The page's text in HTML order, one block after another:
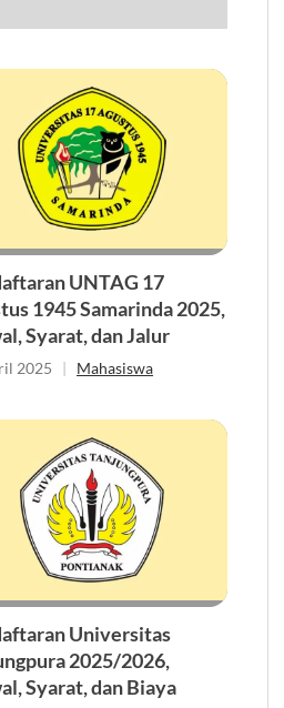
UNTAG 17
1945 Samarinda 2025,
Syarat, dan Jalur
2025 | Mahasiswa
Universitas
2025/2026,
Syarat, dan Biaya